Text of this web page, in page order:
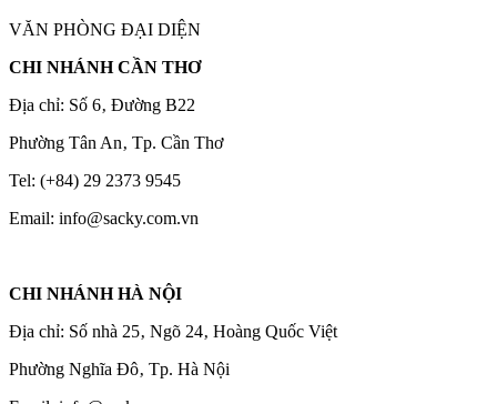
VĂN PHÒNG ĐẠI DIỆN
CHI NHÁNH CẦN THƠ
Địa chỉ: Số 6‚ Đường B22
Phường Tân An‚ Tp. Cần Thơ
Tel: (+84) 29 2373 9545
Email: info@sacky.com.vn
CHI NHÁNH HÀ NỘI
Địa chỉ: Số nhà 25‚ Ngõ 24‚ Hoàng Quốc Việt
Phường Nghĩa Đô‚ Tp. Hà Nội